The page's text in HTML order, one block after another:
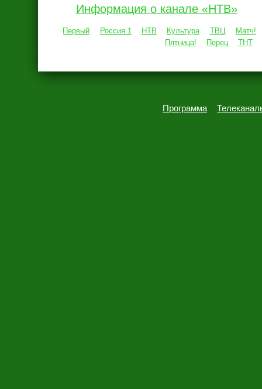
Информация о канале «НТВ»
Первый Россия 1 НТВ Культура ТВЦ
Матч!
Пятница!
Перец ТНТ
Программа